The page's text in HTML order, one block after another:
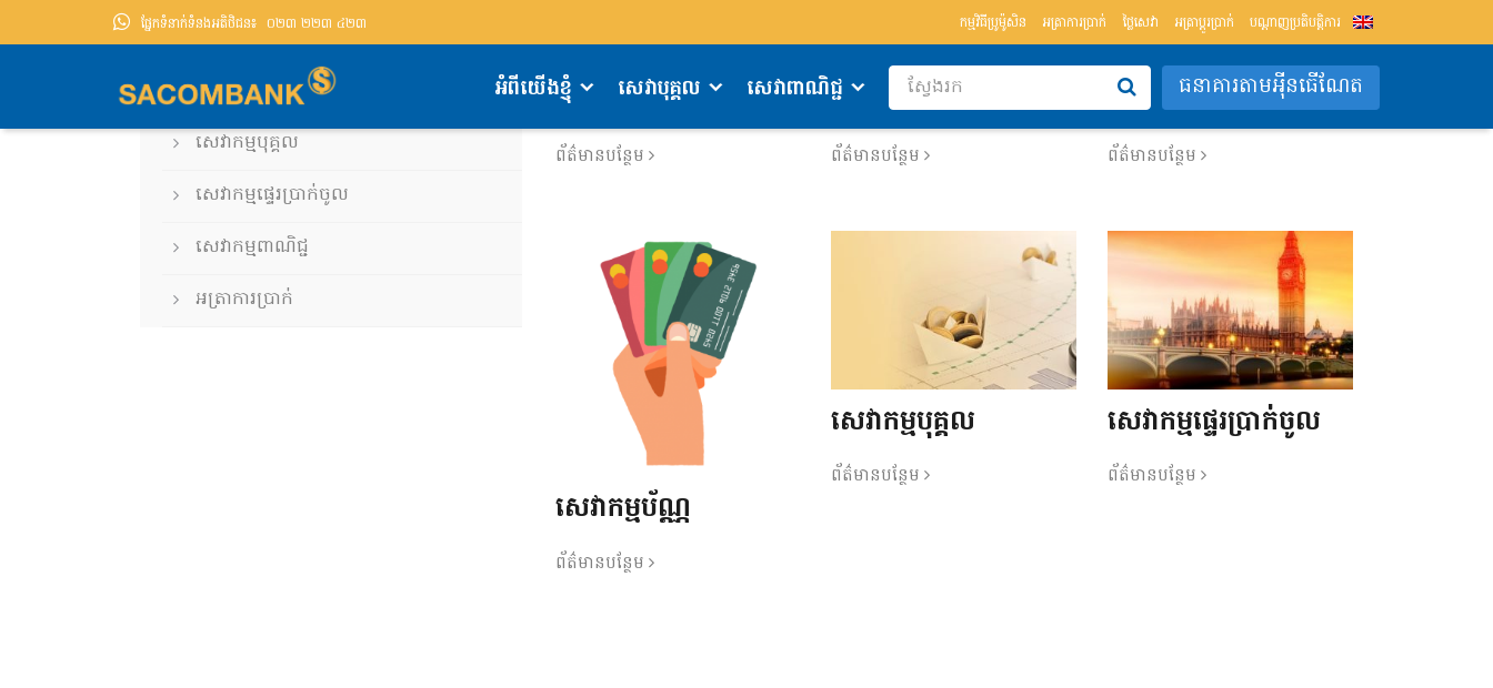
ផ្នែកទំនាក់ទំនងអតិថិជន៖ ០២៣ ២២៣ ៤២៣
បណ្តាញ​ប្រតិបត្តិការ
កម្មវិធីប្រូម៉ូសិន អត្រាការប្រាក់ ថ្លៃសេវា អត្រាប្ដូរប្រាក់ បណ្តាញប្រតិបត្តិការ
អំពីយើងខ្ញុំ សេវាបុគ្គល សេវាពាណិជ្ជ ធនាគារតាមអុីនធើណែត
មុខងារចល័ត
សេវាកម្មប័ណ្ណ
សេវាកម្មបុគ្គល
សេវាកម្មផ្ទេរប្រាក់ចូល
សេវាកម្មពាណិជ្ជ
អត្រា​ការ​ប្រាក់
មុខងារចល័ត
ព័ត៌មានបន្ថែម
ទូទៅ
ព័ត៌មានបន្ថែម
សេវាកម្មពាណិជ្ជ
ព័ត៌មានបន្ថែម
សេវាកម្មប័ណ្ណ
ព័ត៌មានបន្ថែម
សេវាកម្មបុគ្គល
ព័ត៌មានបន្ថែម
សេវាកម្មផ្ទេរប្រាក់ចូល
ព័ត៌មានបន្ថែម